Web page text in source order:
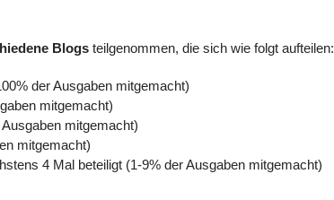
Blogs teilgenommen, die sich wie folgt aufteilen:
der Ausgaben mitgemacht)
mitgemacht)
mitgemacht)
mitgemacht)
4 Mal beteiligt (1-9% der Ausgaben mitgemacht)